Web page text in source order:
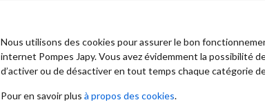
Nous utilisons des cookies pour assurer le bon
internet Pompes Japy. Vous avez évidemment la possibilité
d’activer ou de désactiver en tout temps chaque catégorie
Pour en savoir plus à propos des cookies.